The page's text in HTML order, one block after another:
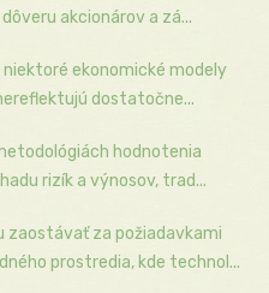
akcionárov a zá...
niektoré ekonomické modely
dostatočne...
hodnotenia
rizík a výnosov, trad...
zaostávať za požiadavkami
prostredia, kde technol...